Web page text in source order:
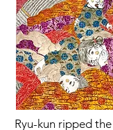
Ryu-kun ripped